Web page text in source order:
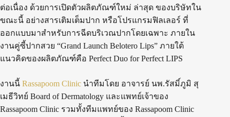
ต่อเนื่อง ด้วยการเปิดตัวผลิตภัณฑ์ใหม่ ล่าสุด ของบริษัทใน
ขณะนี้ อย่างสารเติมเต็มปาก หรือโปรแกรมฟิลเลอร์ ที่
ออกแบบมาสำหรับการฉีดบริเวณปากโดยเฉพาะ ภายใน
งานคู่ซี้ปากสวย “Grand Launch Belotero Lips” ภายใต้
แนวคิดของผลิตภัณฑ์คือ Perfect Duo for Perfect LIPS
งานนี้ Rassapoom Clinic นำทีมโดย อาจารย์ นพ.รัสมิ์ภูมิ สุ
เมธีวิทย์ Board of Dermatology และแพทย์เจ้าของ
Rassapoom Clinic รวมทั้งทีมแพทย์ของ Rassapoom Clinic